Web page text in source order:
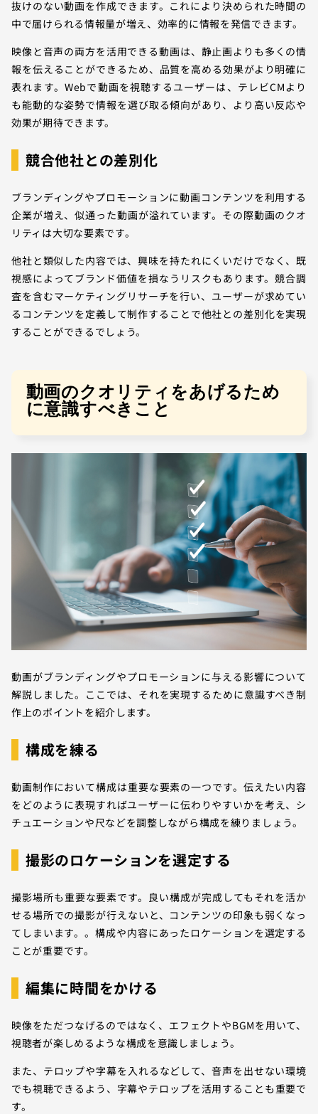
抜けのない動画を作成できます。これにより決められた時間の
中で届けられる情報量が増え、効率的に情報を発信できます。
映像と音声の両方を活用できる動画は、静止画よりも多くの情
報を伝えることができるため、品質を高める効果がより明確に
表れます。Webで動画を視聴するユーザーは、テレビCMより
も能動的な姿勢で情報を選び取る傾向があり、より高い反応や
効果が期待できます。
競合他社との差別化
ブランディングやプロモーションに動画コンテンツを利用する
企業が増え、似通った動画が溢れています。その際動画のクオ
リティは大切な要素です。
他社と類似した内容では、興味を持たれにくいだけでなく、既
視感によってブランド価値を損なうリスクもあります。競合調
査を含むマーケティングリサーチを行い、ユーザーが求めてい
るコンテンツを定義して制作することで他社との差別化を実現
することができるでしょう。
動画のクオリティをあげるため
に意識すべきこと
動画がブランディングやプロモーションに与える影響について
解説しました。ここでは、それを実現するために意識すべき制
作上のポイントを紹介します。
構成を練る
動画制作において構成は重要な要素の一つです。伝えたい内容
をどのように表現すればユーザーに伝わりやすいかを考え、シ
チュエーションや尺などを調整しながら構成を練りましょう。
撮影のロケーションを選定する
撮影場所も重要な要素です。良い構成が完成してもそれを活か
せる場所での撮影が行えないと、コンテンツの印象も弱くなっ
てしまいます。。構成や内容にあったロケーションを選定する
ことが重要です。
編集に時間をかける
映像をただつなげるのではなく、エフェクトやBGMを用いて、
視聴者が楽しめるような構成を意識しましょう。
また、テロップや字幕を入れるなどして、音声を出せない環境
でも視聴できるよう、字幕やテロップを活用することも重要で
す。